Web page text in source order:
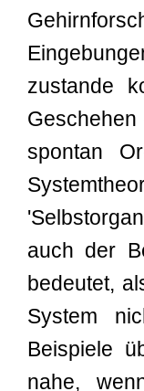
zustande
Geschehen
spontan
auch der
bedeutet,
System
Beispiele
nahe,